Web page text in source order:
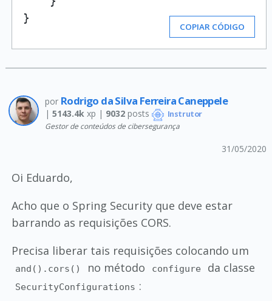
}
COPIAR CÓDIGO
por Rodrigo da Silva Ferreira Caneppele
| 5143.4kxp | 9032posts Instrutor
Gestor de conteúdos de cibersegurança
31/05/2020
Oi Eduardo,
Acho que o Spring Security que deve estar
barrando as requisições CORS.
Precisa liberar tais requisições colocando um
and().cors() no método configure da classe
SecurityConfigurations :